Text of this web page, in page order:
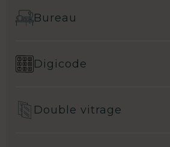
Bureau
Digicode
Double vitrage